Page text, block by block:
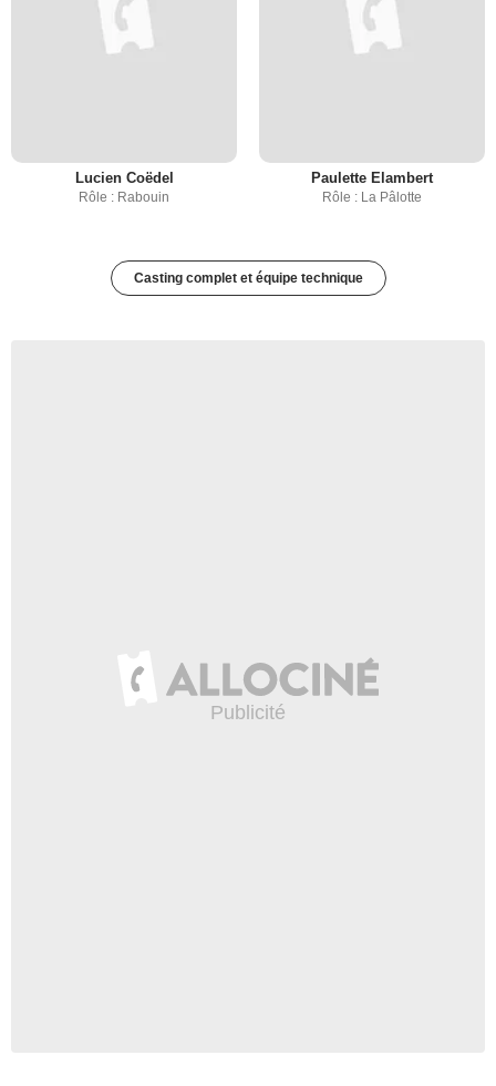
Lucien Coëdel
Rôle : Rabouin
Paulette Elambert
Rôle : La Pâlotte
Casting complet et équipe technique